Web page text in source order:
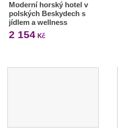
Moderní horský hotel v
polských Beskydech s
jídlem a wellness
2 154 Kč